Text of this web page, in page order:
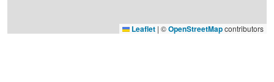
Leaflet | ©OpenStreetMapcontributors